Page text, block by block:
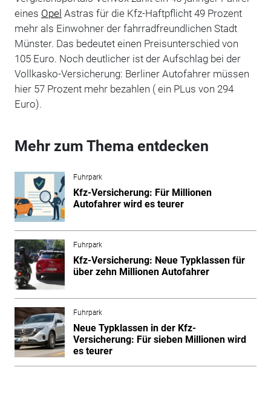
eines Opel Astras für die Kfz-Haftpflicht 49 Prozent
mehr als Einwohner der fahrradfreundlichen Stadt
Münster. Das bedeutet einen Preisunterschied von
105 Euro. Noch deutlicher ist der Aufschlag bei der
Vollkasko-Versicherung: Berliner Autofahrer müssen
hier 57 Prozent mehr bezahlen ( ein PLus von 294
Euro).
Mehr zum Thema entdecken
Fuhrpark
Kfz-Versicherung: Für Millionen
Autofahrer wird es teurer
Fuhrpark
Kfz-Versicherung: Neue Typklassen für
über zehn Millionen Autofahrer
Fuhrpark
Neue Typklassen in der Kfz-
Versicherung: Für sieben Millionen wird
es teurer